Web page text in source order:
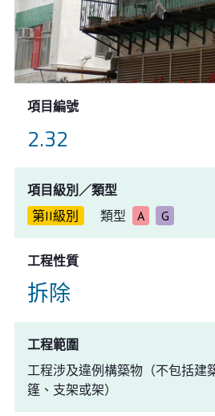
項目編號
2.32
項目級別／類型
第II級別
類型 A G
工程性質
拆除
工程範圍
工程涉及違例構築物（不包括建
篷、支架或架）